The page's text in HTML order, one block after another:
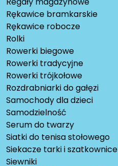
Rękawice bramkarskie
Rękawice robocze
Rolki
Rowerki biegowe
Rowerki tradycyjne
Rowerki trójkołowe
Rozdrabniarki do gałęzi
Samochody dla dzieci
Samodzielność
Serum do twarzy
Siatki do tenisa stołowego
Siekacze tarki i szatkownice
Siewniki